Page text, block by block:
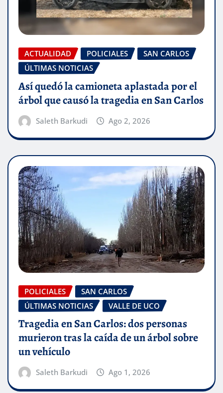
ACTUALIDAD POLICIALES
SAN CARLOS
ÚLTIMAS NOTICIAS
Así quedó la camioneta aplastada por el
árbol que causó la tragedia en San Carlos
Saleth Barkudi Ago 2, 2026
POLICIALES
SAN CARLOS
ÚLTIMAS NOTICIAS
VALLE DE UCO
Tragedia en San Carlos: dos personas
murieron tras la caída de un árbol sobre
un vehículo
Saleth Barkudi Ago 1, 2026